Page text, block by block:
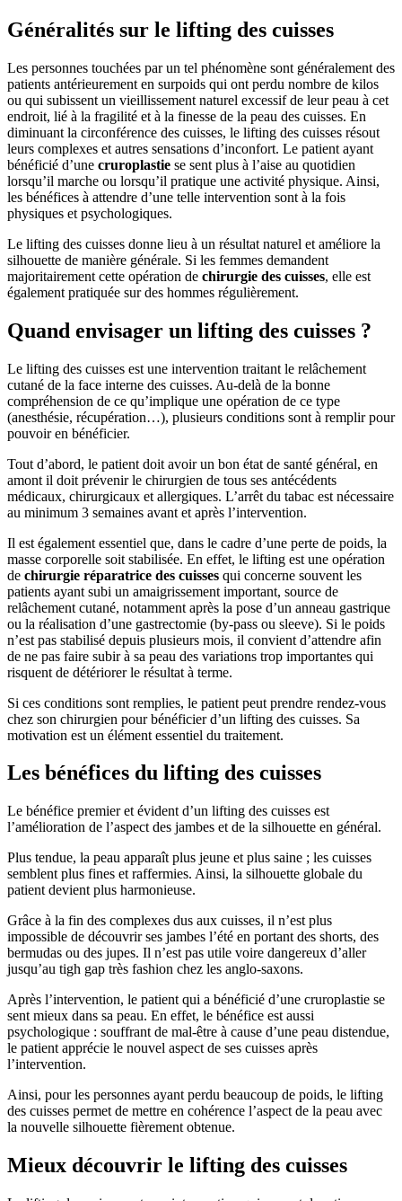
Généralités sur le lifting des cuisses
Les personnes touchées par un tel phénomène sont généralement des
patients antérieurement en surpoids qui ont perdu nombre de kilos
ou qui subissent un vieillissement naturel excessif de leur peau à cet
endroit, lié à la fragilité et à la finesse de la peau des cuisses. En
diminuant la circonférence des cuisses, le lifting des cuisses résout
leurs complexes et autres sensations d’inconfort. Le patient ayant
bénéficié d’une cruroplastie se sent plus à l’aise au quotidien
lorsqu’il marche ou lorsqu’il pratique une activité physique. Ainsi,
les bénéfices à attendre d’une telle intervention sont à la fois
physiques et psychologiques.
Le lifting des cuisses donne lieu à un résultat naturel et améliore la
silhouette de manière générale. Si les femmes demandent
majoritairement cette opération de chirurgie des cuisses, elle est
également pratiquée sur des hommes régulièrement.
Quand envisager un lifting des cuisses ?
Le lifting des cuisses est une intervention traitant le relâchement
cutané de la face interne des cuisses. Au-delà de la bonne
compréhension de ce qu’implique une opération de ce type
(anesthésie, récupération…), plusieurs conditions sont à remplir pour
pouvoir en bénéficier.
Tout d’abord, le patient doit avoir un bon état de santé général, en
amont il doit prévenir le chirurgien de tous ses antécédents
médicaux, chirurgicaux et allergiques. L’arrêt du tabac est nécessaire
au minimum 3 semaines avant et après l’intervention.
Il est également essentiel que, dans le cadre d’une perte de poids, la
masse corporelle soit stabilisée. En effet, le lifting est une opération
de chirurgie réparatrice des cuisses qui concerne souvent les
patients ayant subi un amaigrissement important, source de
relâchement cutané, notamment après la pose d’un anneau gastrique
ou la réalisation d’une gastrectomie (by-pass ou sleeve). Si le poids
n’est pas stabilisé depuis plusieurs mois, il convient d’attendre afin
de ne pas faire subir à sa peau des variations trop importantes qui
risquent de détériorer le résultat à terme.
Si ces conditions sont remplies, le patient peut prendre rendez-vous
chez son chirurgien pour bénéficier d’un lifting des cuisses. Sa
motivation est un élément essentiel du traitement.
Les bénéfices du lifting des cuisses
Le bénéfice premier et évident d’un lifting des cuisses est
l’amélioration de l’aspect des jambes et de la silhouette en général.
Plus tendue, la peau apparaît plus jeune et plus saine ; les cuisses
semblent plus fines et raffermies. Ainsi, la silhouette globale du
patient devient plus harmonieuse.
Grâce à la fin des complexes dus aux cuisses, il n’est plus
impossible de découvrir ses jambes l’été en portant des shorts, des
bermudas ou des jupes. Il n’est pas utile voire dangereux d’aller
jusqu’au tigh gap très fashion chez les anglo-saxons.
Après l’intervention, le patient qui a bénéficié d’une cruroplastie se
sent mieux dans sa peau. En effet, le bénéfice est aussi
psychologique : souffrant de mal-être à cause d’une peau distendue,
le patient apprécie le nouvel aspect de ses cuisses après
l’intervention.
Ainsi, pour les personnes ayant perdu beaucoup de poids, le lifting
des cuisses permet de mettre en cohérence l’aspect de la peau avec
la nouvelle silhouette fièrement obtenue.
Mieux découvrir le lifting des cuisses